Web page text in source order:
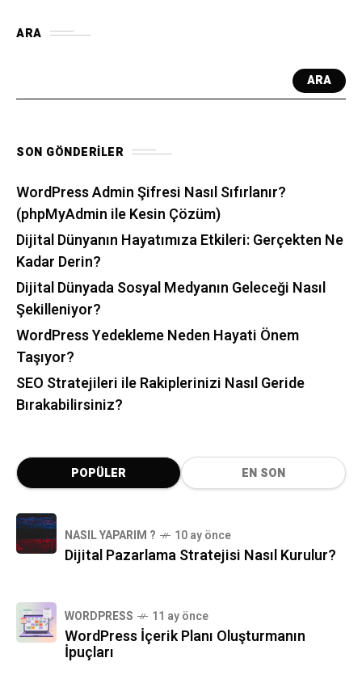
ARA
ARA
SON GÖNDERILER
WordPress Admin Şifresi Nasıl Sıfırlanır?
(phpMyAdmin ile Kesin Çözüm)
Dijital Dünyanın Hayatımıza Etkileri: Gerçekten Ne
Kadar Derin?
Dijital Dünyada Sosyal Medyanın Geleceği Nasıl
Şekilleniyor?
WordPress Yedekleme Neden Hayati Önem
Taşıyor?
SEO Stratejileri ile Rakiplerinizi Nasıl Geride
Bırakabilirsiniz?
POPÜLER EN SON
NASIL YAPARIM ? 10 ay önce
Dijital Pazarlama Stratejisi Nasıl Kurulur?
WORDPRESS 11 ay önce
WordPress İçerik Planı Oluşturmanın
İpuçları